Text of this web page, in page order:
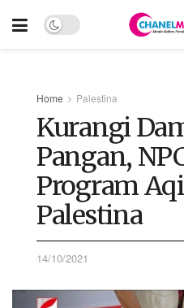
Home Palestina
Kurangi
Pangan,
Program
Palestina
14/10/2021